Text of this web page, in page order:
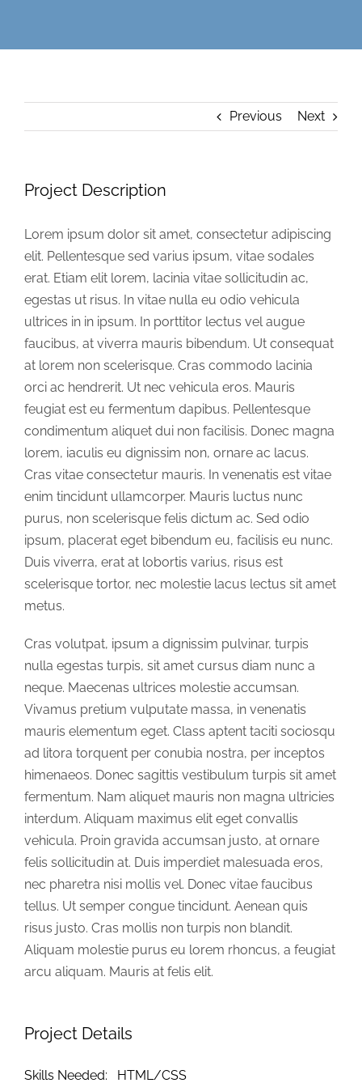
Previous Next
Project Description
Lorem ipsum dolor sit amet, consectetur adipiscing
elit. Pellentesque sed varius ipsum, vitae sodales
erat. Etiam elit lorem, lacinia vitae sollicitudin ac,
egestas ut risus. In vitae nulla eu odio vehicula
ultrices in in ipsum. In porttitor lectus vel augue
faucibus, at viverra mauris bibendum. Ut consequat
at lorem non scelerisque. Cras commodo lacinia
orci ac hendrerit. Ut nec vehicula eros. Mauris
feugiat est eu fermentum dapibus. Pellentesque
condimentum aliquet dui non facilisis. Donec magna
lorem, iaculis eu dignissim non, ornare ac lacus.
Cras vitae consectetur mauris. In venenatis est vitae
enim tincidunt ullamcorper. Mauris luctus nunc
purus, non scelerisque felis dictum ac. Sed odio
ipsum, placerat eget bibendum eu, facilisis eu nunc.
Duis viverra, erat at lobortis varius, risus est
scelerisque tortor, nec molestie lacus lectus sit amet
metus.
Cras volutpat, ipsum a dignissim pulvinar, turpis
nulla egestas turpis, sit amet cursus diam nunc a
neque. Maecenas ultrices molestie accumsan.
Vivamus pretium vulputate massa, in venenatis
mauris elementum eget. Class aptent taciti sociosqu
ad litora torquent per conubia nostra, per inceptos
himenaeos. Donec sagittis vestibulum turpis sit amet
fermentum. Nam aliquet mauris non magna ultricies
interdum. Aliquam maximus elit eget convallis
vehicula. Proin gravida accumsan justo, at ornare
felis sollicitudin at. Duis imperdiet malesuada eros,
nec pharetra nisi mollis vel. Donec vitae faucibus
tellus. Ut semper congue tincidunt. Aenean quis
risus justo. Cras mollis non turpis non blandit.
Aliquam molestie purus eu lorem rhoncus, a feugiat
arcu aliquam. Mauris at felis elit.
Project Details
Skills Needed:
HTML/CSS